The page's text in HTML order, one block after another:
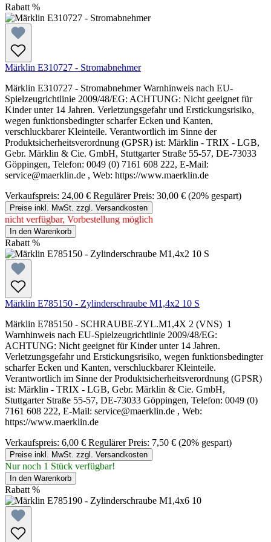
Rabatt %
Märklin E310727 - Stromabnehmer
Märklin E310727 - Stromabnehmer Warnhinweis nach EU-
Spielzeugrichtlinie 2009/48/EG: ACHTUNG: Nicht geeignet für
Kinder unter 14 Jahren. Verletzungsgefahr und Erstickungsrisiko,
wegen funktionsbedingter scharfer Ecken und Kanten,
verschluckbarer Kleinteile. Verantwortlich im Sinne der
Produktsicherheitsverordnung (GPSR) ist: Märklin - TRIX - LGB,
Gebr. Märklin & Cie. GmbH, Stuttgarter Straße 55-57, DE-73033
Göppingen, Telefon: 0049 (0) 7161 608 222, E-Mail:
service@maerklin.de , Web: https://www.maerklin.de
Verkaufspreis: 24,00 € Regulärer Preis: 30,00 € (20% gespart)
Preise inkl. MwSt. zzgl. Versandkosten
nicht verfügbar, Vorbestellung möglich
In den Warenkorb
Rabatt %
Märklin E785150 - Zylinderschraube M1,4x2 10 S
Märklin E785150 - SCHRAUBE-ZYL.M1,4X 2 (VNS) 1
Warnhinweis nach EU-Spielzeugrichtlinie 2009/48/EG:
ACHTUNG: Nicht geeignet für Kinder unter 14 Jahren.
Verletzungsgefahr und Erstickungsrisiko, wegen funktionsbedingter
scharfer Ecken und Kanten, verschluckbarer Kleinteile.
Verantwortlich im Sinne der Produktsicherheitsverordnung (GPSR)
ist: Märklin - TRIX - LGB, Gebr. Märklin & Cie. GmbH,
Stuttgarter Straße 55-57, DE-73033 Göppingen, Telefon: 0049 (0)
7161 608 222, E-Mail: service@maerklin.de , Web:
https://www.maerklin.de
Verkaufspreis: 6,00 € Regulärer Preis: 7,50 € (20% gespart)
Preise inkl. MwSt. zzgl. Versandkosten
Nur noch 1 Stück verfügbar!
In den Warenkorb
Rabatt %